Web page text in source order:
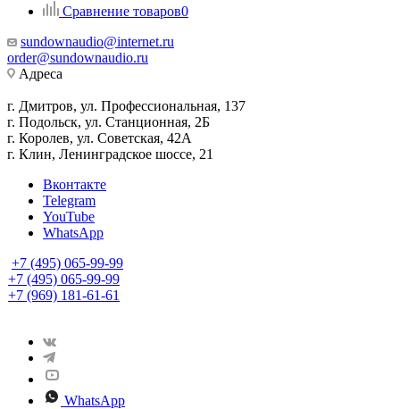
Сравнение товаров0
sundownaudio@internet.ru
order@sundownaudio.ru
Адреса
г. Дмитров, ул. Профессиональная, 137
г. Подольск, ул. Станционная, 2Б
г. Королев, ул. Советская, 42А
г. Клин, Ленинградское шоссе, 21
Вконтакте
Telegram
YouTube
WhatsApp
+7 (495) 065-99-99
+7 (495) 065-99-99
+7 (969) 181-61-61
WhatsApp